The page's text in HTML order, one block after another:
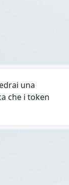
una
che i token